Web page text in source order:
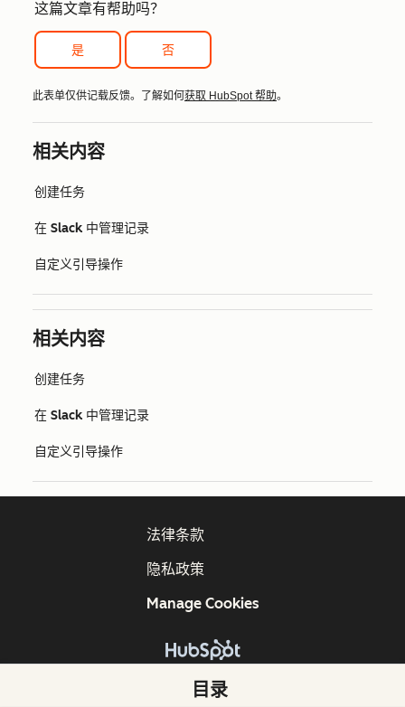
这篇文章有帮助吗？
是 否
此表单仅供记载反馈。了解如何 获取 HubSpot 帮助。
相关内容
创建任务
在 Slack 中管理记录
自定义引导操作
相关内容
创建任务
在 Slack 中管理记录
自定义引导操作
目录
版权所有 © 2026 HubSpot, Inc.
法律条款
隐私政策
Manage Cookies